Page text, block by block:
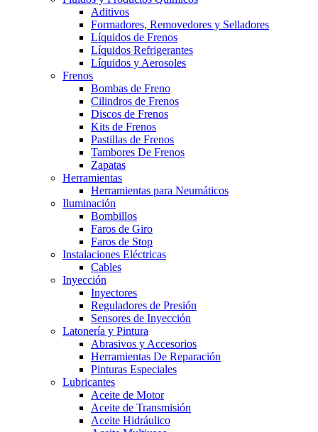
Aditivos
Formadores, Removedores y Selladores
Líquidos de Frenos
Líquidos Refrigerantes
Líquidos y Aerosoles
Frenos
Bombas de Freno
Cilindros de Frenos
Discos de Frenos
Kits de Frenos
Pastillas de Frenos
Tambores De Frenos
Zapatas
Herramientas
Herramientas para Neumáticos
Iluminación
Bombillos
Faros de Giro
Faros de Stop
Instalaciones Eléctricas
Cables
Inyección
Inyectores
Reguladores de Presión
Sensores de Inyección
Latonería y Pintura
Abrasivos y Accesorios
Herramientas De Reparación
Pinturas Especiales
Lubricantes
Aceite de Motor
Aceite de Transmisión
Aceite Hidráulico